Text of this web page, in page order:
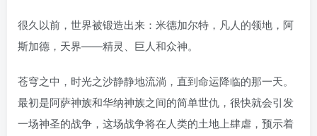
很久以前，世界被锻造出来：米德加尔特，凡人的领地，阿
斯加德，天界——精灵、巨人和众神。
苍穹之中，时光之沙静静地流淌，直到命运降临的那一天。
最初是阿萨神族和华纳神族之间的简单世仇，很快就会引发
一场神圣的战争，这场战争将在人类的土地上肆虐，预示着